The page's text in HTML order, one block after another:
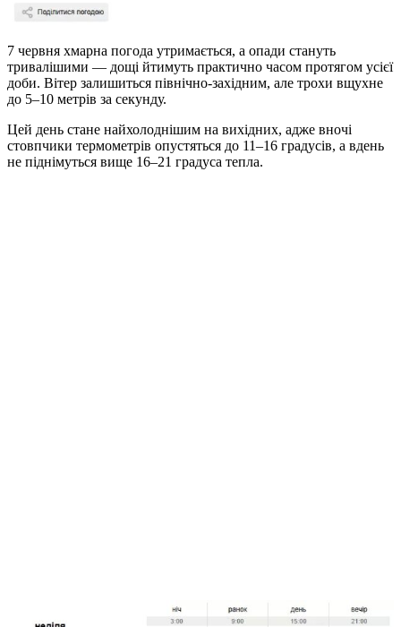
7 червня хмарна погода утримається, а опади стануть
тривалішими — дощі йтимуть практично часом протягом усієї
доби. Вітер залишиться північно-західним, але трохи вщухне
до 5–10 метрів за секунду.
Цей день стане найхолоднішим на вихідних, адже вночі
стовпчики термометрів опустяться до 11–16 градусів, а вдень
не піднімуться вище 16–21 градуса тепла.